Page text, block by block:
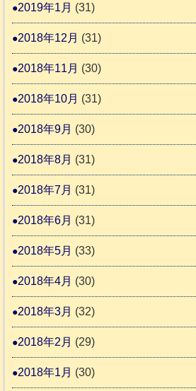
2019年1月 (31)
2018年12月 (31)
2018年11月 (30)
2018年10月 (31)
2018年9月 (30)
2018年8月 (31)
2018年7月 (31)
2018年6月 (31)
2018年5月 (33)
2018年4月 (30)
2018年3月 (32)
2018年2月 (29)
2018年1月 (30)